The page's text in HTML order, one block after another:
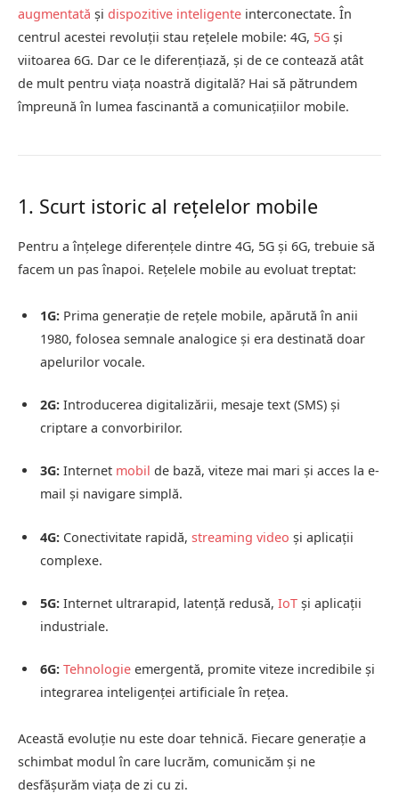
augmentată și dispozitive inteligente interconectate. În
centrul acestei revoluții stau rețelele mobile: 4G, 5G și
viitoarea 6G. Dar ce le diferențiază, și de ce contează atât
de mult pentru viața noastră digitală? Hai să pătrundem
împreună în lumea fascinantă a comunicațiilor mobile.
1. Scurt istoric al rețelelor mobile
Pentru a înțelege diferențele dintre 4G, 5G și 6G, trebuie să
facem un pas înapoi. Rețelele mobile au evoluat treptat:
1G: Prima generație de rețele mobile, apărută în anii
1980, folosea semnale analogice și era destinată doar
apelurilor vocale.
2G: Introducerea digitalizării, mesaje text (SMS) și
criptare a convorbirilor.
3G: Internet mobil de bază, viteze mai mari și acces la e-
mail și navigare simplă.
4G: Conectivitate rapidă, streaming video și aplicații
complexe.
5G: Internet ultrarapid, latență redusă, IoT și aplicații
industriale.
6G: Tehnologie emergentă, promite viteze incredibile și
integrarea inteligenței artificiale în rețea.
Această evoluție nu este doar tehnică. Fiecare generație a
schimbat modul în care lucrăm, comunicăm și ne
desfășurăm viața de zi cu zi.